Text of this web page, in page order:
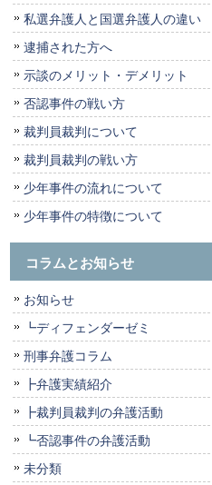
私選弁護人と国選弁護人の違い
逮捕された方へ
示談のメリット・デメリット
否認事件の戦い方
裁判員裁判について
裁判員裁判の戦い方
少年事件の流れについて
少年事件の特徴について
コラムとお知らせ
お知らせ
┗ディフェンダーゼミ
刑事弁護コラム
┣弁護実績紹介
┣裁判員裁判の弁護活動
┗否認事件の弁護活動
未分類